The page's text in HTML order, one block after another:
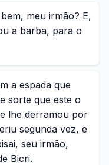
meu irmão? E,
a barba, para o
a espada que
sorte que este o
lhe derramou por
segunda vez, e
seu irmão,
Bicri.